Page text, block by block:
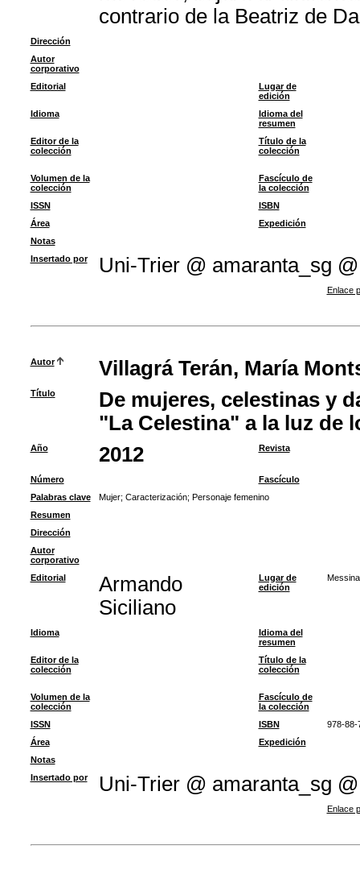
contrario de la Beatriz de
Dirección
Autor
corporativo
Editorial
Lugar de
edición
Idioma
Idioma del
resumen
Editor de la
colección
Título de la
colección
Volumen de la
colección
Fascículo de
la colección
ISSN
ISBN
Área
Expedición
Notas
Insertado por
Uni-Trier @ amaranta_sg @
Enlace
Autor Villagrá Terán, María
Título
De mujeres, celestinas y
"La Celestina" a la luz de
Año 2012 Revista
Número
Fascículo
Palabras clave
Mujer; Caracterización; Personaje femenino
Resumen
Dirección
Autor
corporativo
Editorial
Armando
Siciliano
Lugar de
edición
Messina
Idioma
Idioma del
resumen
Editor de la
colección
Título de la
colección
Volumen de la
colección
Fascículo de
la colección
ISSN
ISBN
978-88-
Área
Expedición
Notas
Insertado por
Uni-Trier @ amaranta_sg @
Enlace